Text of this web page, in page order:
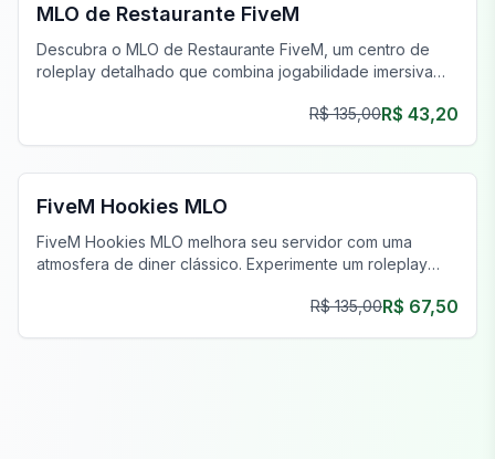
MLO de Restaurante FiveM
Descubra o MLO de Restaurante FiveM, um centro de
roleplay detalhado que combina jogabilidade imersiva
R$ 135,00R$ 43,20
FiveM Restaurante MLO
FiveM Hookies MLO
FiveM Hookies MLO melhora seu servidor com uma
atmosfera de diner clássico. Experimente um roleplay
R$ 135,00R$ 67,50